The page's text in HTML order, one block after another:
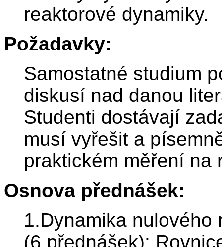
reaktorové dynamiky.
Požadavky:
Samostatné studium
diskusí nad danou
Studenti dostávají
musí vyřešit a
praktickém měření na
Osnova přednášek:
1.Dynamika nulového
(6 přednášek):